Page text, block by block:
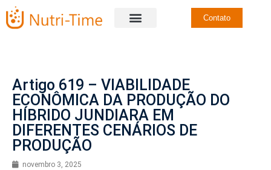
Contato
Artigo 619 – VIABILIDADE
ECONÔMICA DA PRODUÇÃO DO
HÍBRIDO JUNDIARA EM
DIFERENTES CENÁRIOS DE
PRODUÇÃO
novembro 3, 2025